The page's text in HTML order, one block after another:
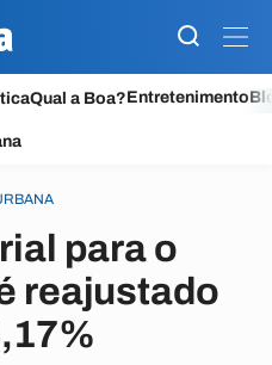
Qual a Boa?Entretenimento
para o
reajustado